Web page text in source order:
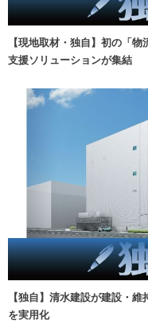
【現地取材・独自】初の「
支援ソリューションが集結
【独自】清水建設が建設・
を実用化